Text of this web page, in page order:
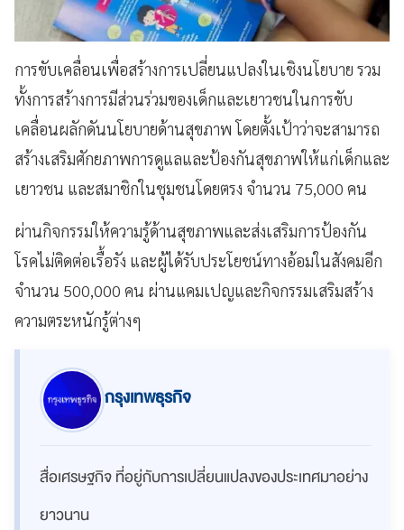
การขับเคลื่อนเพื่อสร้างการเปลี่ยนแปลงในเชิงนโยบาย รวม
ทั้งการสร้างการมีส่วนร่วมของเด็กและเยาวชนในการขับ
เคลื่อนผลักดันนโยบายด้านสุขภาพ โดยตั้งเป้าว่าจะสามารถ
สร้างเสริมศักยภาพการดูแลและป้องกันสุขภาพให้แก่เด็กและ
เยาวชน และสมาชิกในชุมชนโดยตรง จำนวน 75,000 คน
ผ่านกิจกรรมให้ความรู้ด้านสุขภาพและส่งเสริมการป้องกัน
โรคไม่ติดต่อเรื้อรัง และผู้ได้รับประโยชน์ทางอ้อมในสังคมอีก
จำนวน 500,000 คน ผ่านแคมเปญและกิจกรรมเสริมสร้าง
ความตระหนักรู้ต่างๆ
กรุงเทพธุรกิจ
สื่อเศรษฐกิจ ที่อยู่กับการเปลี่ยนแปลงของประเทศมาอย่าง
ยาวนาน